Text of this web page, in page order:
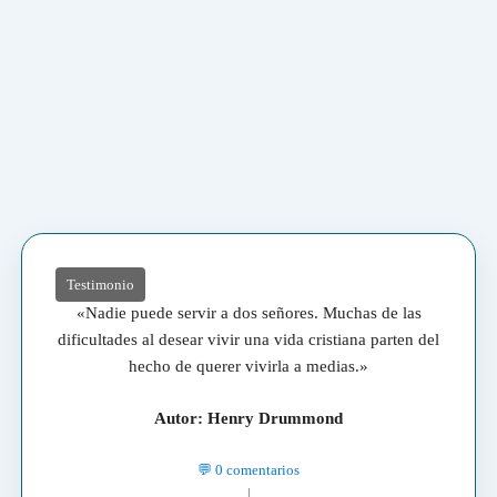
Testimonio
«Nadie puede servir a dos señores. Muchas de las
dificultades al desear vivir una vida cristiana parten del
hecho de querer vivirla a medias.»
Autor: Henry Drummond
💬 0 comentarios
|